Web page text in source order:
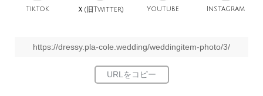
TikTok Ｘ(旧Twitter) YouTube Instagram
https://dressy.pla-cole.wedding/weddingitem-photo/3/